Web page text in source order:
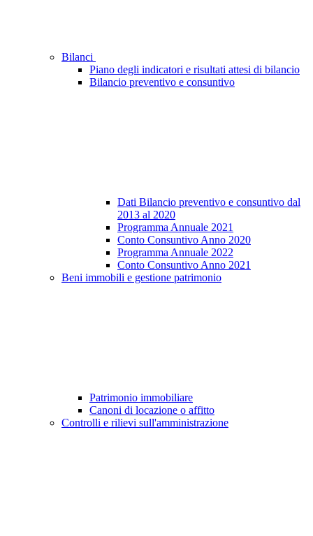
Bilanci
Piano degli indicatori e risultati attesi di bilancio
Bilancio preventivo e consuntivo
Dati Bilancio preventivo e consuntivo dal
2013 al 2020
Programma Annuale 2021
Conto Consuntivo Anno 2020
Programma Annuale 2022
Conto Consuntivo Anno 2021
Beni immobili e gestione patrimonio
Patrimonio immobiliare
Canoni di locazione o affitto
Controlli e rilievi sull'amministrazione